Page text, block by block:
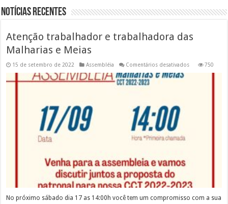
Notícias Recentes
Atenção trabalhador e trabalhadora das
Malharias e Meias
15 de setembro de 2022 Assembléia Comentários desativadosem
750
No próximo sábado dia 17 as 14:00h você tem um compromisso com a sua